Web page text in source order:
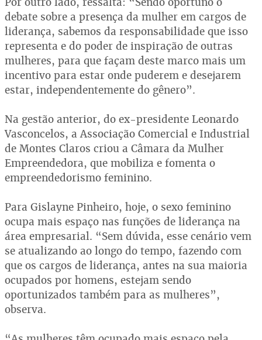
debate sobre a presença da mulher em cargos de
liderança, sabemos da responsabilidade que isso
representa e do poder de inspiração de outras
mulheres, para que façam deste marco mais um
incentivo para estar onde puderem e desejarem
estar, independentemente do gênero”.
Na gestão anterior, do ex-presidente Leonardo
Vasconcelos, a Associação Comercial e Industrial
de Montes Claros criou a Câmara da Mulher
Empreendedora, que mobiliza e fomenta o
empreendedorismo feminino.
Para Gislayne Pinheiro, hoje, o sexo feminino
ocupa mais espaço nas funções de liderança na
área empresarial. “Sem dúvida, esse cenário vem
se atualizando ao longo do tempo, fazendo com
que os cargos de liderança, antes na sua maioria
ocupados por homens, estejam sendo
oportunizados também para as mulheres”,
observa.